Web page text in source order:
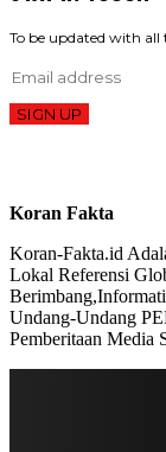
To be updated with all
SIGN UP
Koran Fakta
Koran-Fakta.id
Lokal Referensi
Undang-Undang
Pemberitaan Media